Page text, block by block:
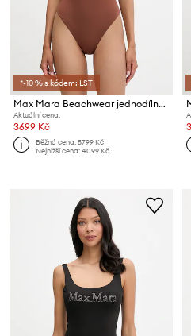
*-10 % s kódem: LST
Max Mara Beachwear jednodílné plavky dámské CAREZZA
Aktuální cena:
3699 Kč
Běžná cena:5799 Kč
Nejnižší cena:4099 Kč